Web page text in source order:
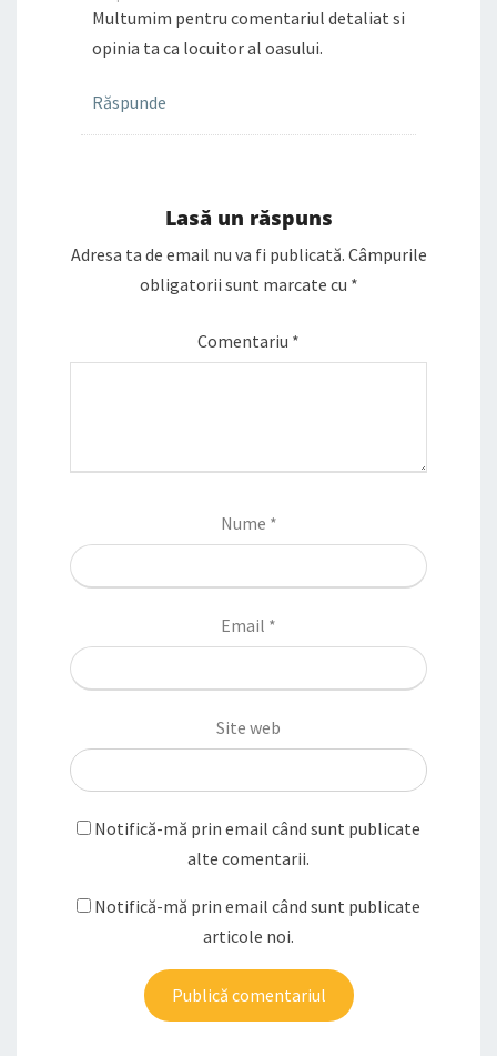
Multumim pentru comentariul detaliat si
opinia ta ca locuitor al oasului.
Răspunde
Lasă un răspuns
Adresa ta de email nu va fi publicată. Câmpurile
obligatorii sunt marcate cu *
Comentariu *
Nume *
Email *
Site web
Notifică-mă prin email când sunt publicate
alte comentarii.
Notifică-mă prin email când sunt publicate
articole noi.